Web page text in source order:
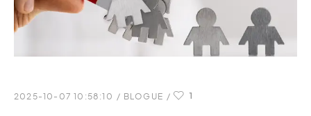
2025-10-07 10:58:10 / BLOGUE / 1